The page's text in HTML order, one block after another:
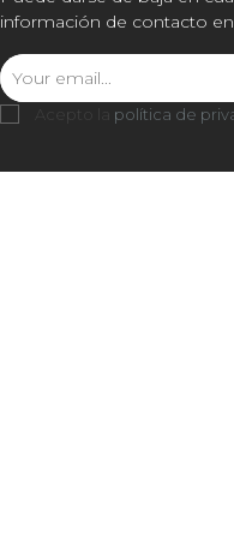
información de contacto en
Acepto la política de